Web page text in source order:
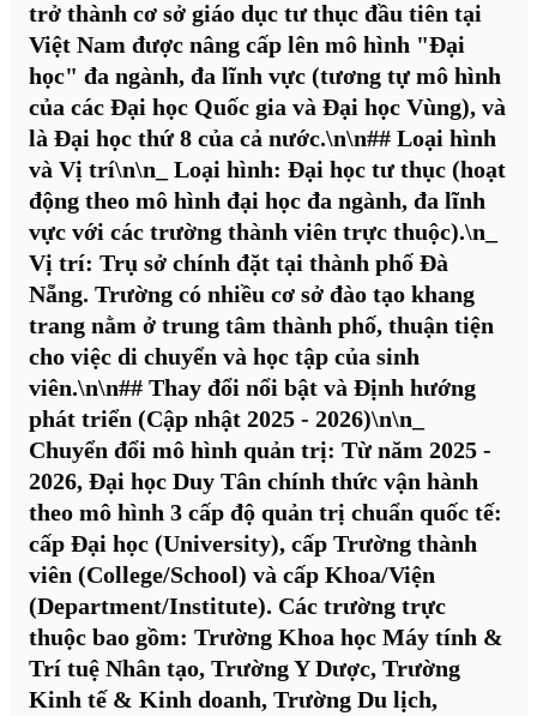
trở thành cơ sở giáo dục tư thục đầu tiên tại
Việt Nam được nâng cấp lên mô hình "Đại
học" đa ngành, đa lĩnh vực (tương tự mô hình
của các Đại học Quốc gia và Đại học Vùng), và
là Đại học thứ 8 của cả nước.\n\n## Loại hình
và Vị trí\n\n_ Loại hình: Đại học tư thục (hoạt
động theo mô hình đại học đa ngành, đa lĩnh
vực với các trường thành viên trực thuộc).\n_
Vị trí: Trụ sở chính đặt tại thành phố Đà
Nẵng. Trường có nhiều cơ sở đào tạo khang
trang nằm ở trung tâm thành phố, thuận tiện
cho việc di chuyển và học tập của sinh
viên.\n\n## Thay đổi nổi bật và Định hướng
phát triển (Cập nhật 2025 - 2026)\n\n_
Chuyển đổi mô hình quản trị: Từ năm 2025 -
2026, Đại học Duy Tân chính thức vận hành
theo mô hình 3 cấp độ quản trị chuẩn quốc tế:
cấp Đại học (University), cấp Trường thành
viên (College/School) và cấp Khoa/Viện
(Department/Institute). Các trường trực
thuộc bao gồm: Trường Khoa học Máy tính &
Trí tuệ Nhân tạo, Trường Y Dược, Trường
Kinh tế & Kinh doanh, Trường Du lịch,